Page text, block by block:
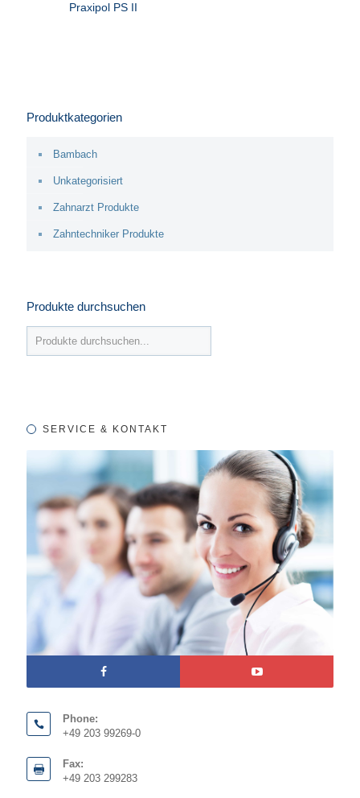
Praxipol PS II
Produktkategorien
Bambach
Unkategorisiert
Zahnarzt Produkte
Zahntechniker Produkte
Produkte durchsuchen
SERVICE & KONTAKT
Phone:
+49 203 99269-0
Fax:
+49 203 299283